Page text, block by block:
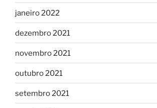
janeiro 2022
dezembro 2021
novembro 2021
outubro 2021
setembro 2021